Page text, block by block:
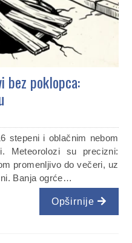
bez poklopca:
stepeni i oblačnim nebom
Meteorolozi su precizni:
promenljivo do večeri, uz
Banja ogrće…
Opširnije